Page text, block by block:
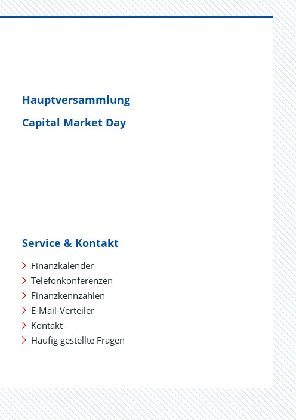
Hauptversammlung
Capital Market Day
Service & Kontakt
Finanzkalender
Telefonkonferenzen
Finanzkennzahlen
E-Mail-Verteiler
Kontakt
Häufig gestellte Fragen